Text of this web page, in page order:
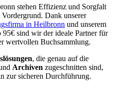
stehen Effizienz und Sorgfalt
Dank unserer
in Heilbronn und unserem
95€ sind wir der ideale Partner für
wertvollen Buchsammlung.
, die genau auf die
Archiven zugeschnitten sind,
zur sicheren Durchführung.